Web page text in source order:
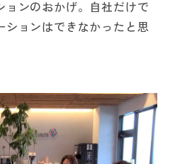
ョンのおかげ。自社だけで
ションはできなかったと思